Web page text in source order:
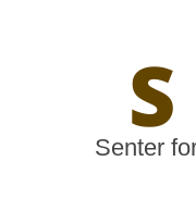
Senter